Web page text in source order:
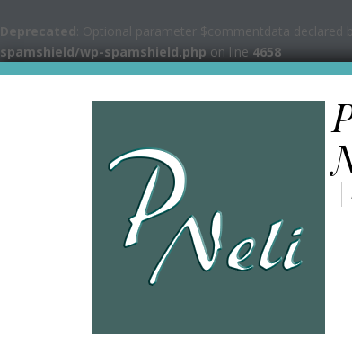
Deprecated : Optional parameter $commentdata
spamshield/wp-spamshield.php on line 4658